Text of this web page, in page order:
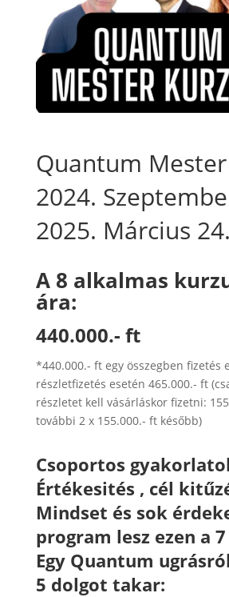
Quantum
2024.
2025. Március 24.
A 8 alkalmas
ára:
440.000.- ft
*440.000.- ft egy összegben fizetés
részletfizetés esetén 465.000.- ft
részletet kell vásárláskor fizetni:
további 2 x 155.000.- ft később)
Csoportos
Értékesités , cél
Mindset és sok
program lesz ezen a
Egy Quantum
5 dolgot takar: